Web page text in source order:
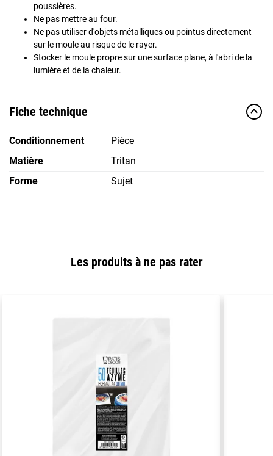
poussières.
Ne pas mettre au four.
Ne pas utiliser d'objets métalliques ou pointus directement
sur le moule au risque de le rayer.
Stocker le moule propre sur une surface plane, à l'abri de la
lumière et de la chaleur.
Fiche technique
Conditionnement
Pièce
Matière
Tritan
Forme
Sujet
Les produits à ne pas rater